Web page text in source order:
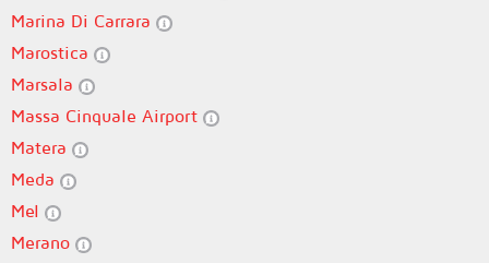
Marina Di Carrara
Marostica
Marsala
Massa Cinquale Airport
Matera
Meda
Mel
Merano